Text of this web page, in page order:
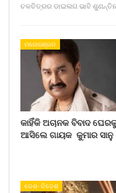
ଚଳଚିତ୍ରର ଡାଇଲଗ ଭାବି
ମନୋରଞ୍ଜନ
କାହିଁକି ଅଚାନକ ବିବାଦ
ଆସିଲେ ଗାୟକ କୁମାର ସାନୁ
ଦେଶ- ବିଦେଶ